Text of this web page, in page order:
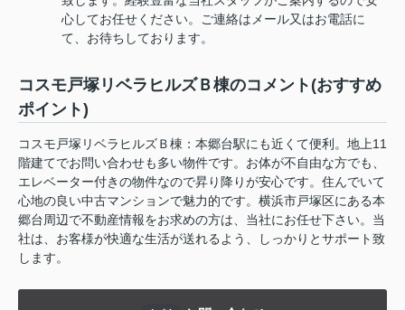
心してお任せください。ご連絡はメール又はお電話に
て、お待ちしております。
コスモ戸塚リベラヒルズＢ棟のコメント(おすすめ
ポイント)
コスモ戸塚リベラヒルズＢ棟：本郷台駅にも近くて便利。地上11
階建てでお問い合わせも多い物件です。お体が不自由な方でも、
エレベーター付きの物件なので昇り降りが安心です。住んでいて
心地の良い中古マンションで魅力的です。横浜市戸塚区にある本
郷台周辺で不動産情報をお求めの方は、当社にお任せ下さい。当
社は、お客様が快適な生活が送れるよう、しっかりとサポート致
します。